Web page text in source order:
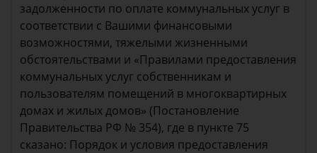
задолженности по оплате коммунальных услуг в
соответствии с Вашими финансовыми
возможностями, тяжелыми жизненными
обстоятельствами и «Правилами предоставления
коммунальных услуг собственникам и
пользователям помещений в многоквартирных
домах и жилых домов» (Постановление
Правительства РФ № 354), где в пункте 75
сказано: Порядок и условия предоставления